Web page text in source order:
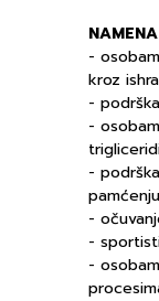
NAMENA
-
kroz
-
-
-
pamćenju
-
-
-